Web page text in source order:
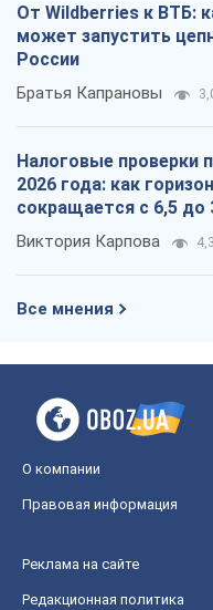
От Wildberries к ВТБ:
может запустить
России
Братья Капрановы
Налоговые проверки
2026 года: как
сокращается с 6,5 до
Виктория Карпова
Все мнения
О компании
Правовая информация
Реклама на сайте
Редакционная политика